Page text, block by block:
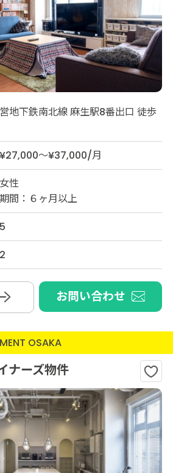
地下鉄南北線 麻生駅8番出口 徒歩
～¥37,000/月
性
間：６ヶ月以上
お問い合わせ
OSAKA
ナーズ物件